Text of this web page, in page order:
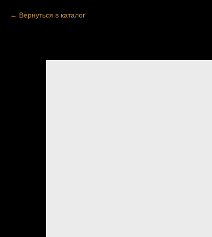
Вернуться в каталог